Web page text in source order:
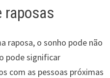
raposas
raposa, o sonho pode não
pode significar
com as pessoas próximas